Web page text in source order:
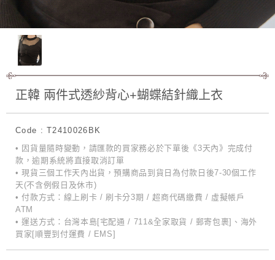
正韓 兩件式透紗背心+蝴蝶結針織上衣
Code : T2410026BK
• 因貨量隨時變動，請匯款的買家務必於下單後《3天內》完成付
款，逾期系統將直接取消訂單
• 現貨三個工作天內出貨，預購商品到貨日為付款日後7-30個工作
天(不含例假日及休市)
• 付款方式：線上刷卡 / 刷卡分3期 / 超商代碼繳費 / 虛擬帳戶
ATM
• 運送方式：台灣本島[宅配通 / 711&全家取貨 / 郵寄包裹]、海外
買家[順豐到付運費 / EMS]